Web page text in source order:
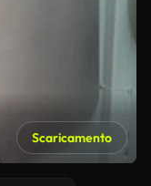
Scaricamento